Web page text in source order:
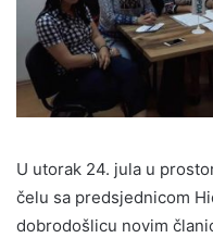
U utorak 24. jula u
čelu sa predsjednicom
dobrodošlicu novim